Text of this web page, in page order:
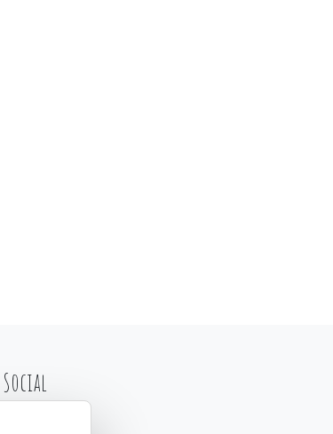
Social